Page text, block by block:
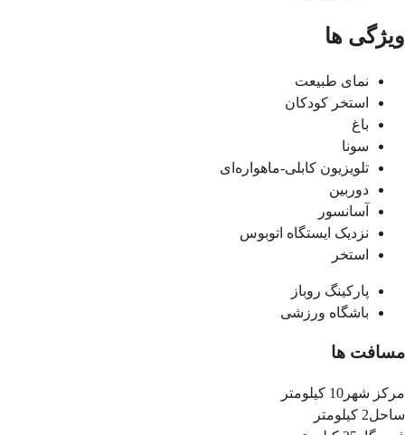
ویژگی ها
نمای طبیعت
استخر کودکان
باغ
سونا
تلویزیون کابلی-ماهواره‌ای
دوربین
آسانسور
نزدیک ایستگاه اتوبوس
استخر
پارکینگ روباز
باشگاه ورزشی
مسافت ها
مرکز شهر 10 کیلومتر
ساحل2 کیلومتر